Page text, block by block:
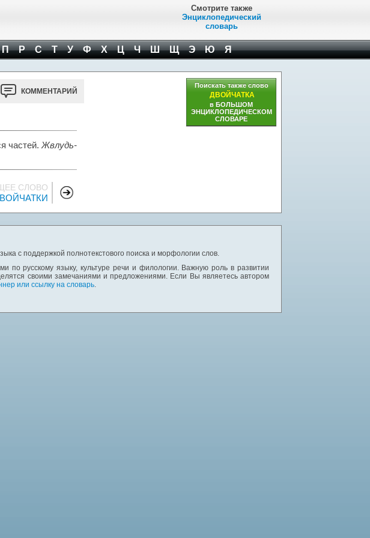
Смотрите также
Энциклопедический
словарь
П Р С Т У Ф Х Ц Ч Ш Щ Э Ю Я
КОММЕНТАРИЙ
частей. Жвлудь-
СЛОВО
Поискать также слово
ДВОЙЧАТКА
в БОЛЬШОМ
ЭНЦИКЛОПЕДИЧЕСКОМ
СЛОВАРЕ
с поддержкой полнотекстового поиска и морфологии слов.
по русскому языку, культуре речи и филологии. Важную роль в развитии
своими замечаниями и предложениями. Если Вы являетесь автором
или ссылку на словарь.